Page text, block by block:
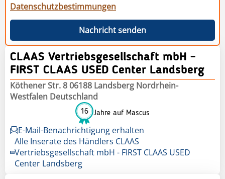
Datenschutzbestimmungen
Nachricht senden
CLAAS Vertriebsgesellschaft mbH -
FIRST CLAAS USED Center Landsberg
Köthener Str. 8 06188 Landsberg Nordrhein-
Westfalen Deutschland
16 Jahre auf Mascus
E-Mail-Benachrichtigung erhalten
Alle Inserate des Händlers CLAAS
Vertriebsgesellschaft mbH - FIRST CLAAS USED
Center Landsberg